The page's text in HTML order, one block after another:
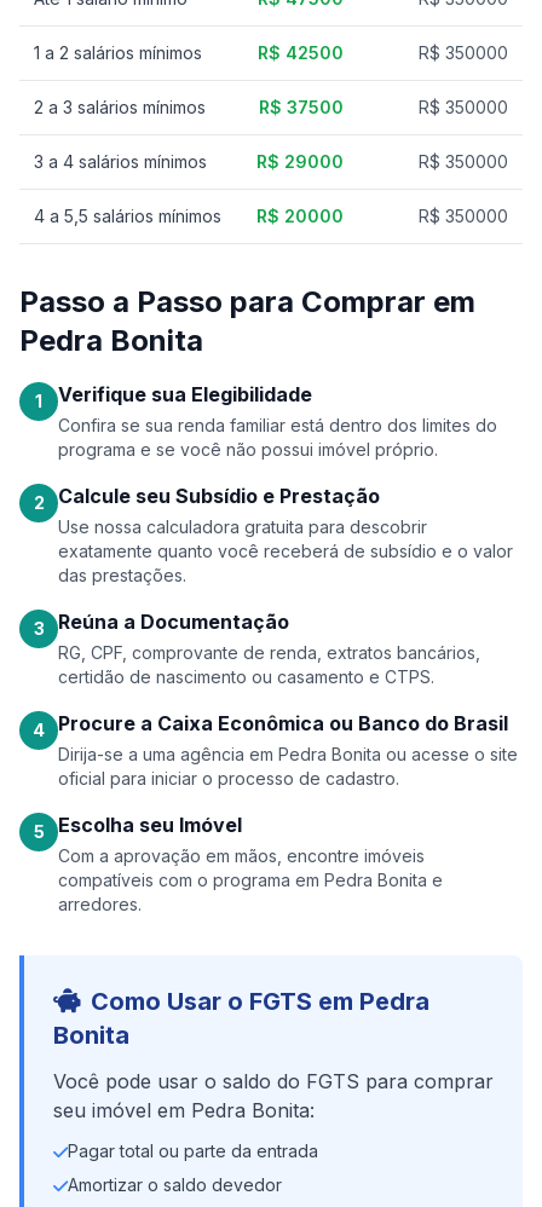
1 a 2 salários mínimos R$ 42500 R$ 350000
2 a 3 salários mínimos R$ 37500 R$ 350000
3 a 4 salários mínimos R$ 29000 R$ 350000
4 a 5,5 salários mínimos R$ 20000 R$ 350000
Passo a Passo para Comprar em
Pedra Bonita
1 Verifique sua Elegibilidade
Confira se sua renda familiar está dentro dos limites do
programa e se você não possui imóvel próprio.
2 Calcule seu Subsídio e Prestação
Use nossa calculadora gratuita para descobrir
exatamente quanto você receberá de subsídio e o valor
das prestações.
3 Reúna a Documentação
RG, CPF, comprovante de renda, extratos bancários,
certidão de nascimento ou casamento e CTPS.
4 Procure a Caixa Econômica ou Banco do Brasil
Dirija-se a uma agência em Pedra Bonita ou acesse o site
oficial para iniciar o processo de cadastro.
5 Escolha seu Imóvel
Com a aprovação em mãos, encontre imóveis
compatíveis com o programa em Pedra Bonita e
arredores.
Como Usar o FGTS em Pedra
Bonita
Você pode usar o saldo do FGTS para comprar
seu imóvel em Pedra Bonita:
Pagar total ou parte da entrada
Amortizar o saldo devedor